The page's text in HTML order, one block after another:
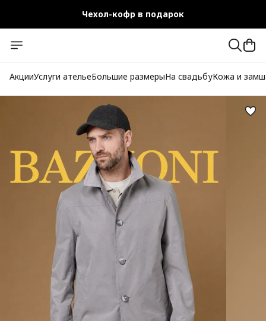
Чехол-кофр в подарок
Бесплатная доставка при заказе от 10 000 руб.
АкцииУслуги ательеБольшие размерыНа свадьбуКожа и